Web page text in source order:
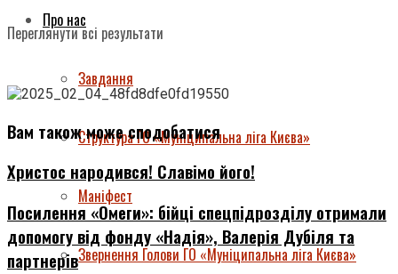
Переглянути всі результати
Про нас
Завдання
Структура ГО «Муніципальна ліга Києва»
Маніфест
Звернення Голови ГО «Муніципальна ліга Києва»
Вам також може сподобатися
Христос народився! Славімо його!
Посилення «Омеги»: бійці спецпідрозділу отримали
допомогу від фонду «Надія», Валерія Дубіля та
партнерів